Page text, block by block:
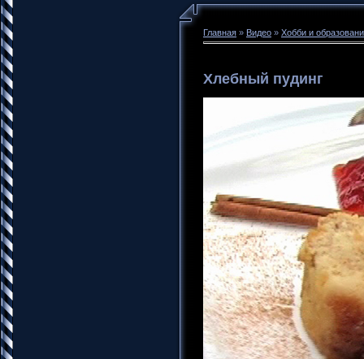
Главная » Видео » Хобби и
Хлебный пудинг